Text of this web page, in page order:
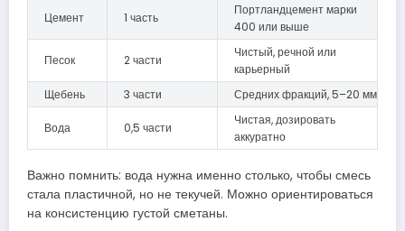
Цемент 1 часть
Портландцемент марки
400 или выше
Песок 2 части
Чистый, речной или
карьерный
Щебень
3 части Средних фракций, 5–20 мм
Вода 0,5 части
Чистая, дозировать
аккуратно
Важно помнить: вода нужна именно столько, чтобы смесь
стала пластичной, но не текучей. Можно ориентироваться
на консистенцию густой сметаны.